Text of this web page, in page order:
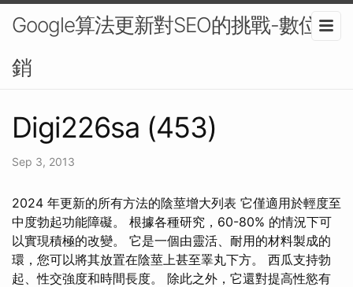
Google算法更新對SEO的挑戰-數位行
銷
Digi226sa (453)
Sep 3, 2013
2024 年更新的所有方法的陰莖增大列表 它僅適用於輕度至
中度勃起功能障礙。 根據各種研究，60-80% 的情況下可
以實現積極的改變。 它是一個由靈活、耐用的材料製成的
環，您可以將其放置在陰莖上甚至睪丸下方。 西瓜支持勃
起、性交強度和時間長度。 除此之外，它還對提高性慾有